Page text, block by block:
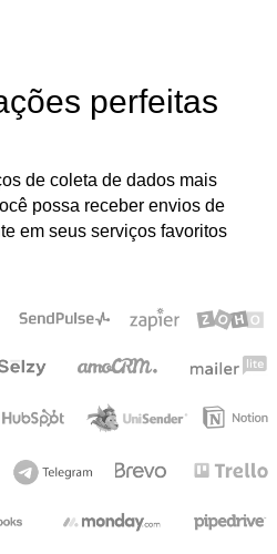
perfeitas
de coleta de dados mais
possa receber envios de
em seus serviços favoritos